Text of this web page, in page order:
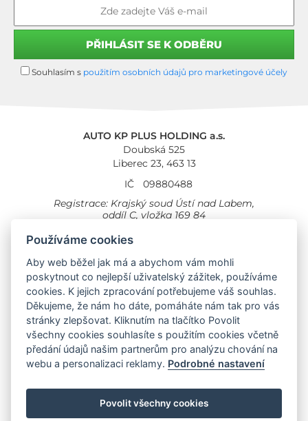
Souhlasím s použitím osobních údajů pro marketingové účely
AUTO KP PLUS HOLDING a.s.
Doubská 525
Liberec 23, 463 13
IČ
09880488
Registrace: Krajský soud Ústí nad Labem,
oddíl C, vložka 169 84
Cookies Všeobecné obchodní podmínky
Provozovna Toyota
Londýnská 558
Liberec, 460 01
Provozovna Toyota Professional
Doubská 660,
Liberec 463 12
Auto KP Plus:
Používáme cookies
Aby web běžel jak má a abychom vám mohli
poskytnout co nejlepší uživatelský zážitek, používáme
cookies. K jejich zpracování potřebujeme váš souhlas.
Děkujeme, že nám ho dáte, pomáháte nám tak pro vás
stránky zlepšovat. Kliknutím na tlačítko Povolit
všechny cookies souhlasíte s použitím cookies včetně
předání údajů našim partnerům pro analýzu chování na
webu a personalizaci reklamy. Podrobné nastavení
Povolit všechny cookies